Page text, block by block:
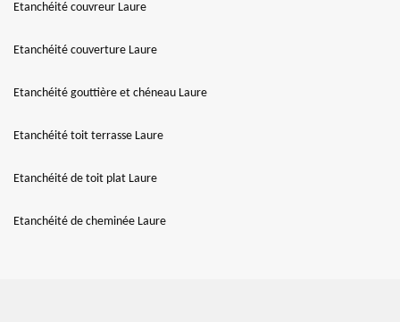
Etanchéité couvreur Laure
Etanchéité couverture Laure
Etanchéité gouttière et chéneau Laure
Etanchéité toit terrasse Laure
Etanchéité de toit plat Laure
Etanchéité de cheminée Laure